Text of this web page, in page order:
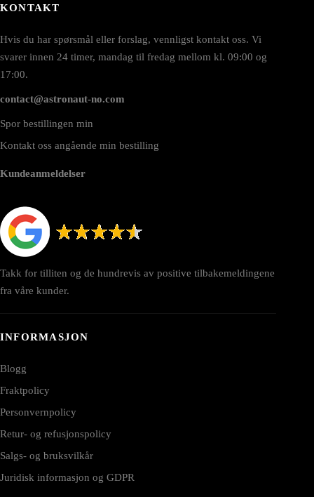
KONTAKT
Hvis du har spørsmål eller forslag, vennligst kontakt oss. Vi
svarer innen 24 timer, mandag til fredag mellom kl. 09:00 og
17:00.
contact@astronaut-no.com
Spor bestillingen min
Kontakt oss angående min bestilling
Kundeanmeldelser
Takk for tilliten og de hundrevis av positive tilbakemeldingene
fra våre kunder.
INFORMASJON
Blogg
Fraktpolicy
Personvernpolicy
Retur- og refusjonspolicy
Salgs- og bruksvilkår
Juridisk informasjon og GDPR